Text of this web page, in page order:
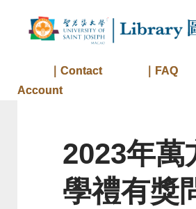
｜Contact ｜FAQ
Account
2023年萬
學禮有獎